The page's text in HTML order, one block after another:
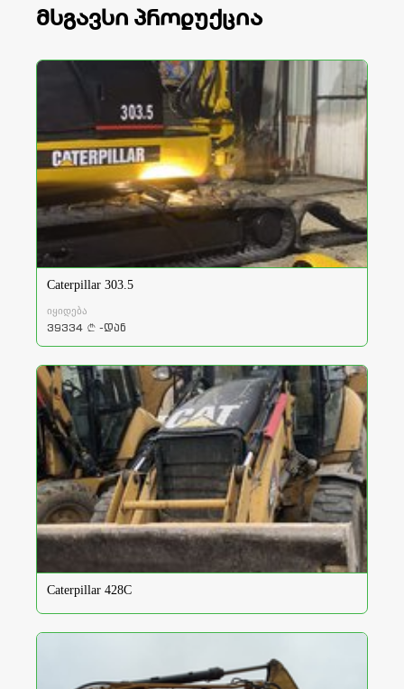
მსგავსი პროდუქცია
Caterpillar 303.5
იყიდება
39334 a -დან
Caterpillar 428C